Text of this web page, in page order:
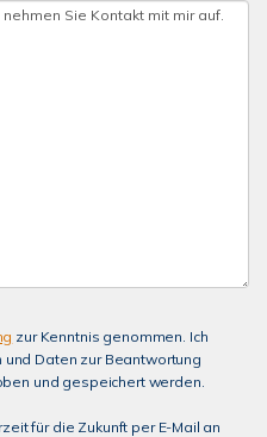
zur Kenntnis genommen. Ich
Daten zur Beantwortung
und gespeichert werden.
für die Zukunft per E-Mail an